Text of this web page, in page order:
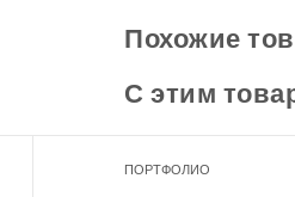
Похожие
С этим
ПОРТФОЛИО